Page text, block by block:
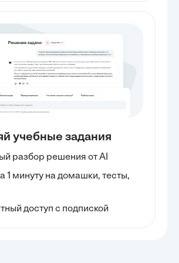
учебные задания
разбор решения от AI
1 минуту на домашки, тесты,
доступ с подпиской